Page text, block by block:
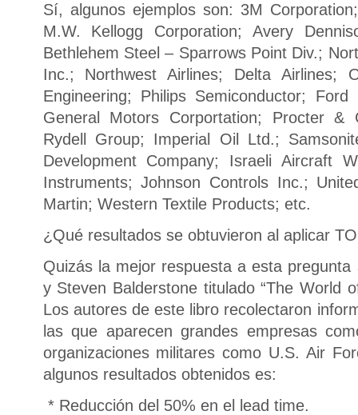
Sí, algunos ejemplos son: 3M
M.W. Kellogg Corporation; Avery
Bethlehem Steel – Sparrows Point Div.;
Inc.; Northwest Airlines; Delta Airlines;
Engineering; Philips Semiconductor;
General Motors Corportation; Procter &
Rydell Group; Imperial Oil Ltd.;
Development Company; Israeli Aircraft
Instruments; Johnson Controls Inc.;
Martin; Western Textile Products; etc.
¿Qué resultados se obtuvieron al aplicar
Quizás la mejor respuesta a esta
y Steven Balderstone titulado “The World
Los autores de este libro recolectaron
las que aparecen grandes empresas
organizaciones militares como U.S. Air
algunos resultados obtenidos es:
* Reducción del 50% en el lead time.